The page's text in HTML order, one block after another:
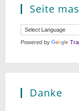
Seite
Powered by
Danke